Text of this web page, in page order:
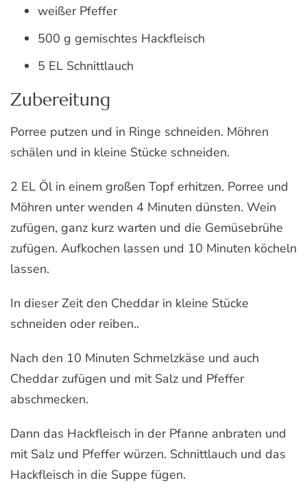
weißer Pfeffer
500 g gemischtes Hackfleisch
5 EL Schnittlauch
Zubereitung
Porree putzen und in Ringe schneiden. Möhren
schälen und in kleine Stücke schneiden.
2 EL Öl in einem großen Topf erhitzen. Porree und
Möhren unter wenden 4 Minuten dünsten. Wein
zufügen, ganz kurz warten und die Gemüsebrühe
zufügen. Aufkochen lassen und 10 Minuten köcheln
lassen.
In dieser Zeit den Cheddar in kleine Stücke
schneiden oder reiben..
Nach den 10 Minuten Schmelzkäse und auch
Cheddar zufügen und mit Salz und Pfeffer
abschmecken.
Dann das Hackfleisch in der Pfanne anbraten und
mit Salz und Pfeffer würzen. Schnittlauch und das
Hackfleisch in die Suppe fügen.